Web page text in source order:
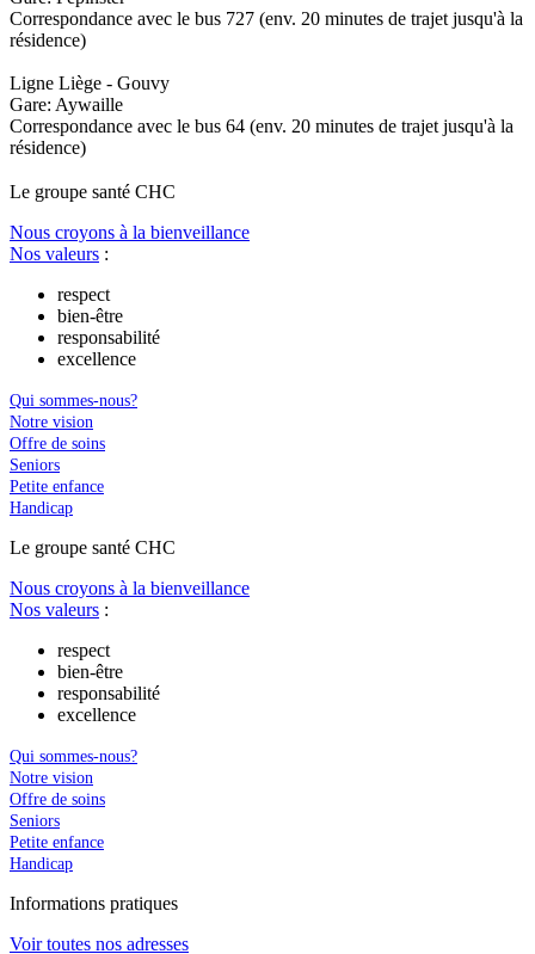
Correspondance avec le bus 727 (env. 20 minutes de trajet jusqu'à la
résidence)
Ligne Liège - Gouvy
Gare: Aywaille
Correspondance avec le bus 64 (env. 20 minutes de trajet jusqu'à la
résidence)
Le groupe santé CHC
Nous croyons à la bienveillance
Nos valeurs :
respect
bien-être
responsabilité
excellence
Qui sommes-nous?
Notre vision
Offre de soins
Seniors
Petite enfance
Handicap
Le groupe santé CHC
Nous croyons à la bienveillance
Nos valeurs :
respect
bien-être
responsabilité
excellence
Qui sommes-nous?
Notre vision
Offre de soins
Seniors
Petite enfance
Handicap
Informations pratiques
Voir toutes nos adresses